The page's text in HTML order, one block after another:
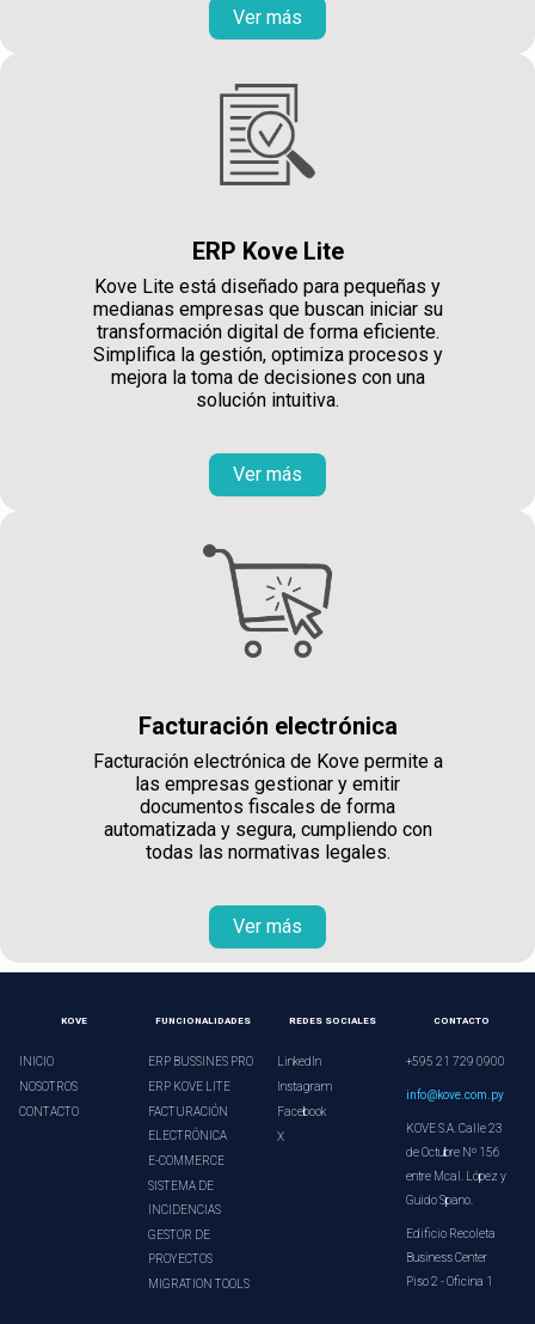
Ver más
ERP Kove Lite
Kove Lite está diseñado para pequeñas y
medianas empresas que buscan iniciar su
transformación digital de forma eficiente.
Simplifica la gestión, optimiza procesos y
mejora la toma de decisiones con una
solución intuitiva.
Ver más
Facturación electrónica
Facturación electrónica de Kove permite a
las empresas gestionar y emitir
documentos fiscales de forma
automatizada y segura, cumpliendo con
todas las normativas legales.
Ver más
KOVE
INICIO
NOSOTROS
CONTACTO
FUNCIONALIDADES
ERP BUSSINES PRO
ERP KOVE LITE
FACTURACIÓN
ELECTRÓNICA
E-COMMERCE
SISTEMA DE
INCIDENCIAS
GESTOR DE
PROYECTOS
MIGRATION TOOLS
REDES SOCIALES
LinkedIn
Instagram
Facebook
X
CONTACTO
+595 21 729 0900
info@kove.com.py
KOVE S.A. Calle 23
de Octubre Nº 156
entre Mcal. López y
Guido Spano.
Edificio Recoleta
Business Center
Piso 2 - Oficina 1